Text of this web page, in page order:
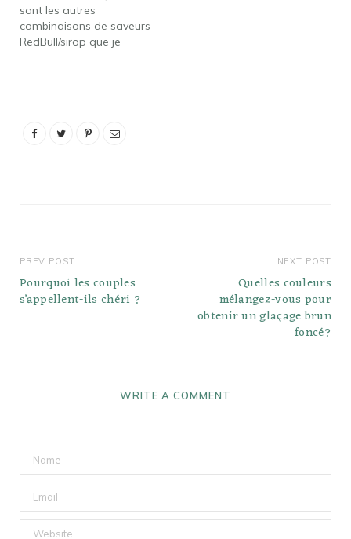
pêche. Pêche – Fraise –
Ananas –…
sont les autres
combinaisons de saveurs
RedBull/sirop que je
Torani. RedBull régulier
PREV POST
Pourquoi les couples
s’appellent-ils chéri ?
NEXT POST
Quelles couleurs
mélangez-vous pour
obtenir un glaçage brun
foncé?
WRITE A COMMENT